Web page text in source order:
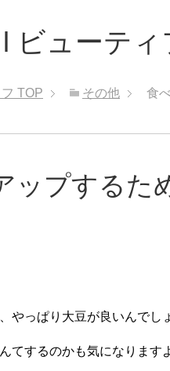
ビューティ
TOP その他 食
ップするた
やっぱり大豆が良いんでし
てするのかも気になります